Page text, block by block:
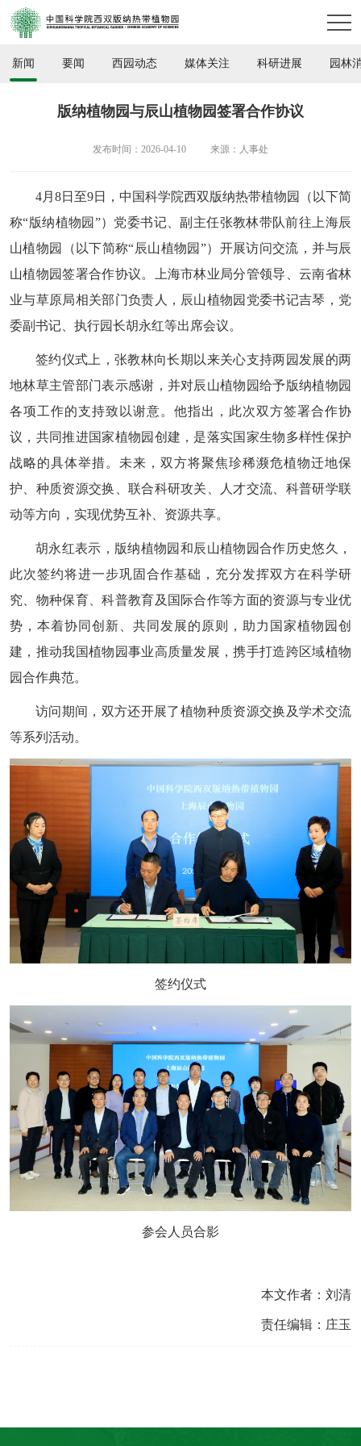
新闻 要闻 西园动态 媒体关注 科研进展 园林
版纳植物园与辰山植物园签署合作协议
发布时间：2026-04-10 来源：人事处
4月8日至9日，中国科学院西双版纳热带植物园（以下简
称“版纳植物园”）党委书记、副主任张教林带队前往上海辰
山植物园（以下简称“辰山植物园”）开展访问交流，并与辰
山植物园签署合作协议。上海市林业局分管领导、云南省林
业与草原局相关部门负责人，辰山植物园党委书记吉琴，党
委副书记、执行园长胡永红等出席会议。
签约仪式上，张教林向长期以来关心支持两园发展的两
地林草主管部门表示感谢，并对辰山植物园给予版纳植物园
各项工作的支持致以谢意。他指出，此次双方签署合作协
议，共同推进国家植物园创建，是落实国家生物多样性保护
战略的具体举措。未来，双方将聚焦珍稀濒危植物迁地保
护、种质资源交换、联合科研攻关、人才交流、科普研学联
动等方向，实现优势互补、资源共享。
胡永红表示，版纳植物园和辰山植物园合作历史悠久，
此次签约将进一步巩固合作基础，充分发挥双方在科学研
究、物种保育、科普教育及国际合作等方面的资源与专业优
势，本着协同创新、共同发展的原则，助力国家植物园创
建，推动我国植物园事业高质量发展，携手打造跨区域植物
园合作典范。
访问期间，双方还开展了植物种质资源交换及学术交流
等系列活动。
签约仪式
参会人员合影
本文作者：刘清
责任编辑：庄玉